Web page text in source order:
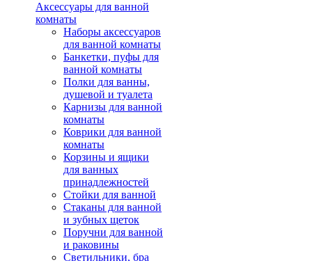
Аксессуары для ванной
комнаты
Наборы аксессуаров
для ванной комнаты
Банкетки, пуфы для
ванной комнаты
Полки для ванны,
душевой и туалета
Карнизы для ванной
комнаты
Коврики для ванной
комнаты
Корзины и ящики
для ванных
принадлежностей
Стойки для ванной
Стаканы для ванной
и зубных щеток
Поручни для ванной
и раковины
Светильники, бра